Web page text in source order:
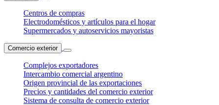
Centros de compras
Electrodomésticos y artículos para el hogar
Supermercados y autoservicios mayoristas
Comercio exterior
Complejos exportadores
Intercambio comercial argentino
Origen provincial de las exportaciones
Precios y cantidades del comercio exterior
Sistema de consulta de comercio exterior